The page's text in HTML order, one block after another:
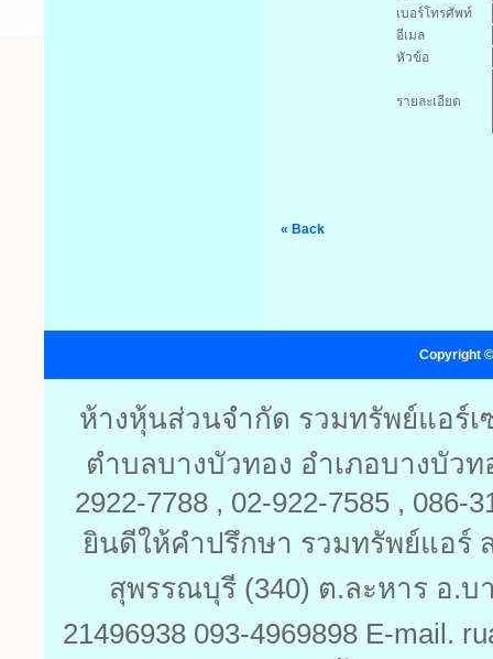
เบอร์โทรศัพท์
อีเมล
หัวข้อ
รายละเอียด
« Back
Copyright
ห้างหุ้นส่วนจำกัด รวมทรัพย์แอร์
ตำบลบางบัวทอง อำเภอบางบัวท
2922-7788 , 02-922-7585 , 086-
ยินดีให้คำปรึกษา รวมทรัพย์แอร์
สุพรรณบุรี (340) ต.ละหาร อ.บ
21496938 093-4969898 E-mail.